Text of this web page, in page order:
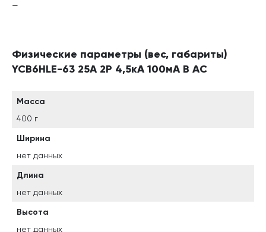
—
Физические параметры (вес, габариты)
YCB6HLE-63 25А 2P 4,5кА 100мА B AC
Масса
400 г
Ширина
нет данных
Длина
нет данных
Высота
нет данных